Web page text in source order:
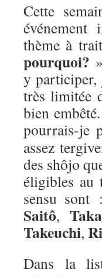
Cette
événement
thème à
pourquoi?
y participer,
très limitée
bien embêté.
pourrais-je
assez
des shôjo
éligibles au
sensu
Saitô,
Takeuchi,
Dans la